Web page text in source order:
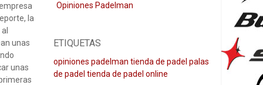
la
unas
unas
Opiniones Padelman
ETIQUETAS
opiniones padelman tienda de padel palas
de padel tienda de padel online